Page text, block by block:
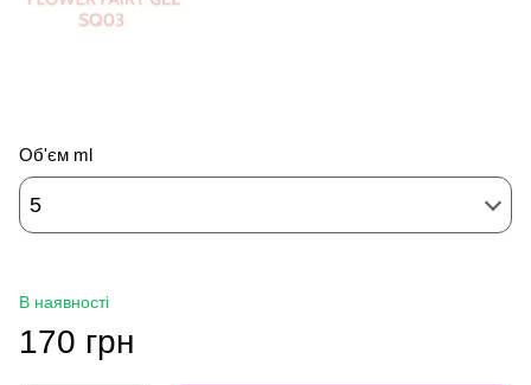
Об'єм ml
5
В наявності
170 грн